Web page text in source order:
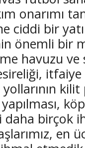
onarımı
ciddi bir
önemli bir
havuzu ve
itfaiye
kilit
daha birçok
en